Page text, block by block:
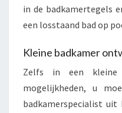
in de badkamertegels
een losstaand bad op
Kleine badkamer
Zelfs in een kleine
mogelijkheden, u
badkamerspecialist